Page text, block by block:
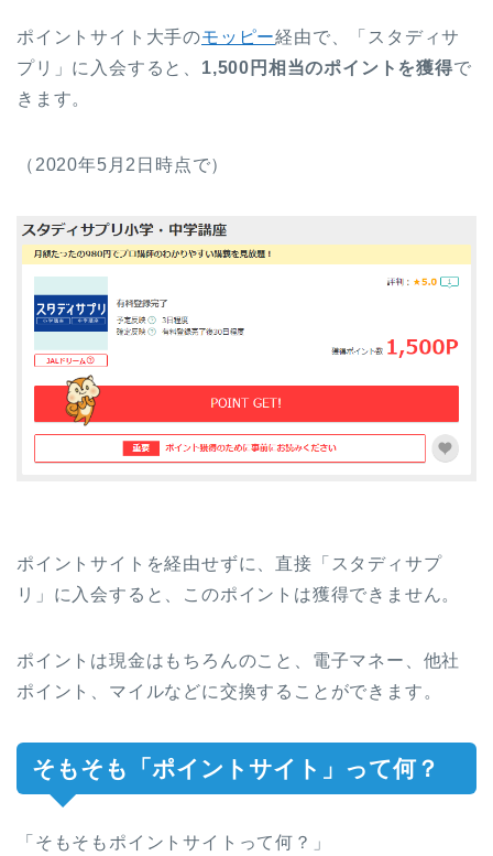
ポイントサイト大手のモッピー経由で、「スタディサ
プリ」に入会すると、 1,500円相当のポイントを獲得で
きます。
（2020年5月2日時点で）
ポイントサイトを経由せずに、直接「スタディサプ
リ」に入会すると、このポイントは獲得できません。
ポイントは現金はもちろんのこと、電子マネー、他社
ポイント、マイルなどに交換することができます。
そもそも「ポイントサイト」って何？
「そもそもポイントサイトって何？」